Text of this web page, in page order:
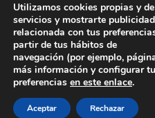
Aviso legal
Política de
Utilizamos cookies propias y
servicios y mostrarte publicidad
relacionada con tus
partir de tus hábitos de
navegación (por ejemplo,
más información y configurar
preferencias en este enlace.
Aceptar Rechazar